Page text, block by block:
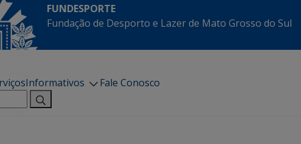
FUNDESPORTE
Fundação de Desporto e Lazer de Mato Grosso do Sul
Informativos
Fale Conosco